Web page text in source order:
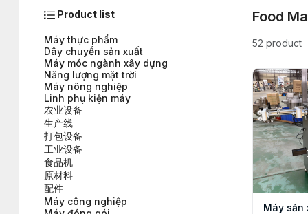
Product list
Máy thực phẩm
Dây chuyền sản xuất
Máy móc ngành xây dựng
Năng lượng mặt trời
Máy nông nghiệp
Linh phụ kiện máy
农业设备
生产线
打包设备
工业设备
食品机
原材料
配件
Máy công nghiệp
Food
52 product
Máy sản